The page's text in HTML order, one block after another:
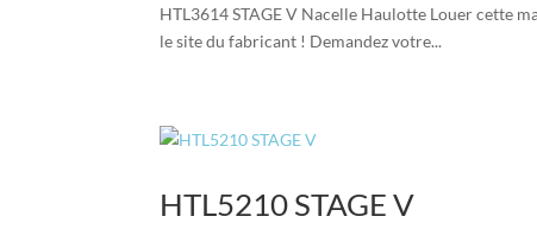
HTL3614 STAGE V Nacelle Haulotte Louer cette
le site du fabricant ! Demandez votre...
HTL5210 STAGE V